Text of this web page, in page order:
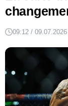
09:12 / 09.07.2026·